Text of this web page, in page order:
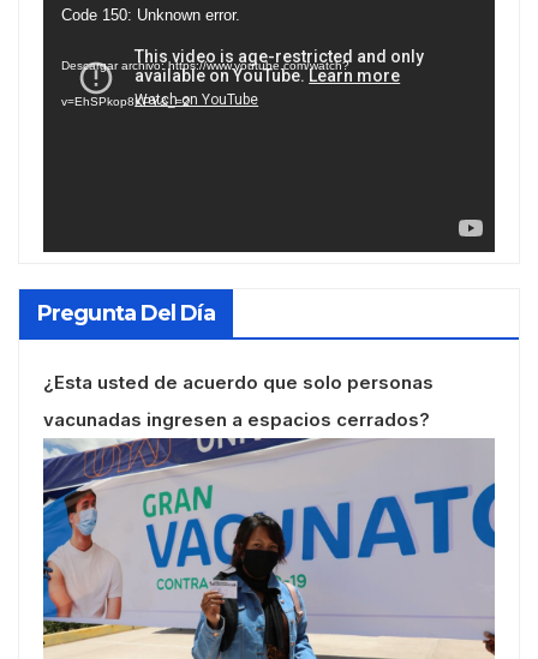
Reproductor
vídeo
Code 150: Unknown error.
Descargar archivo: https://www.youtube.com/watch?
v=EhSPkop8KPY&_=2
Pregunta Del Día
¿Esta usted de acuerdo que solo personas
vacunadas ingresen a espacios cerrados?